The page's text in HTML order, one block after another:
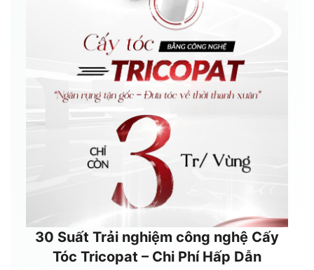
30 Suất Trải nghiệm công nghệ Cấy
Tóc Tricopat – Chi Phí Hấp Dẫn